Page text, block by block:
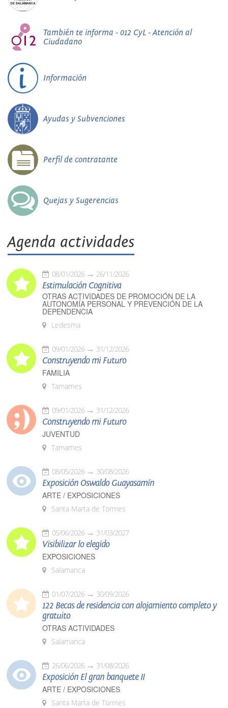
También te informa - 012 CyL - Atención al
Ciudadano
Información
Ayudas y Subvenciones
Perfil de contratante
Quejas y Sugerencias
Agenda actividades
08/01/2026 26/11/2026
Estimulación Cognitiva
OTRAS ACTIVIDADES DE PROMOCIÓN DE LA
AUTONOMÍA PERSONAL Y PREVENCIÓN DE LA
DEPENDENCIA
Ledesma
09/01/2026 31/12/2026
Construyendo mi Futuro
FAMILIA
Tamames
09/01/2026 31/12/2026
Construyendo mi Futuro
JUVENTUD
Tamames
08/05/2026 30/08/2026
Exposición Oswaldo Guayasamín
ARTE / EXPOSICIONES
Santa Marta de Tormes
05/06/2026 31/03/2027
Visibilizar lo elegido
EXPOSICIONES
Salamanca
01/07/2026 30/09/2026
122 Becas de residencia con alojamiento completo y
gratuito
OTRAS ACTIVIDADES
Salamanca
26/06/2026 31/08/2026
Exposición El gran banquete II
ARTE / EXPOSICIONES
Santa Marta de Tormes